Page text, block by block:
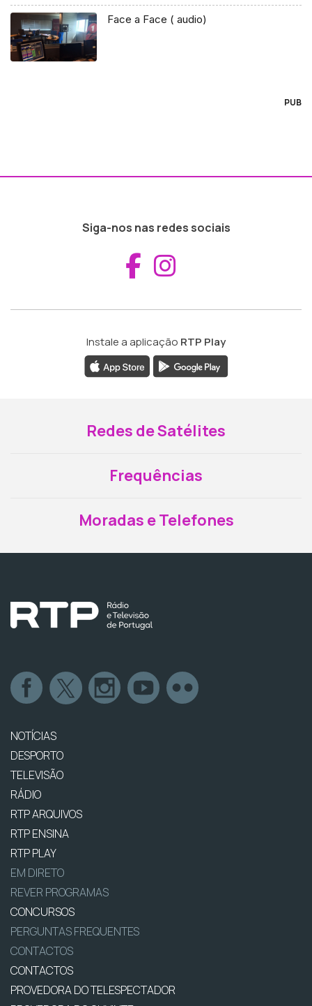
Face a Face ( audio)
PUB
Siga-nos nas redes sociais
Aceder ao
Instale a aplicação RTP Play
Redes de Satélites
Frequências
Moradas e Telefones
NOTÍCIAS
DESPORTO
TELEVISÃO
RÁDIO
RTP ARQUIVOS
RTP ENSINA
RTP PLAY
EM DIRETO
REVER PROGRAMAS
CONCURSOS
PERGUNTAS FREQUENTES
CONTACTOS
CONTACTOS
PROVEDORA DO TELESPECTADOR